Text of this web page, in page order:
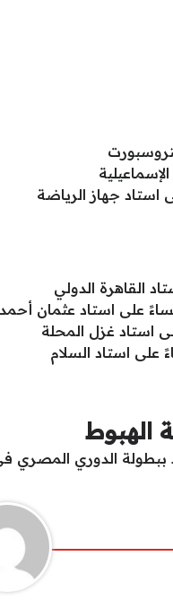
الهبوط
الدوري المصري